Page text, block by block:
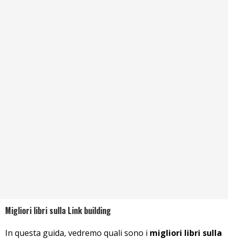
Migliori libri sulla Link building
In questa guida, vedremo quali sono i migliori libri sulla